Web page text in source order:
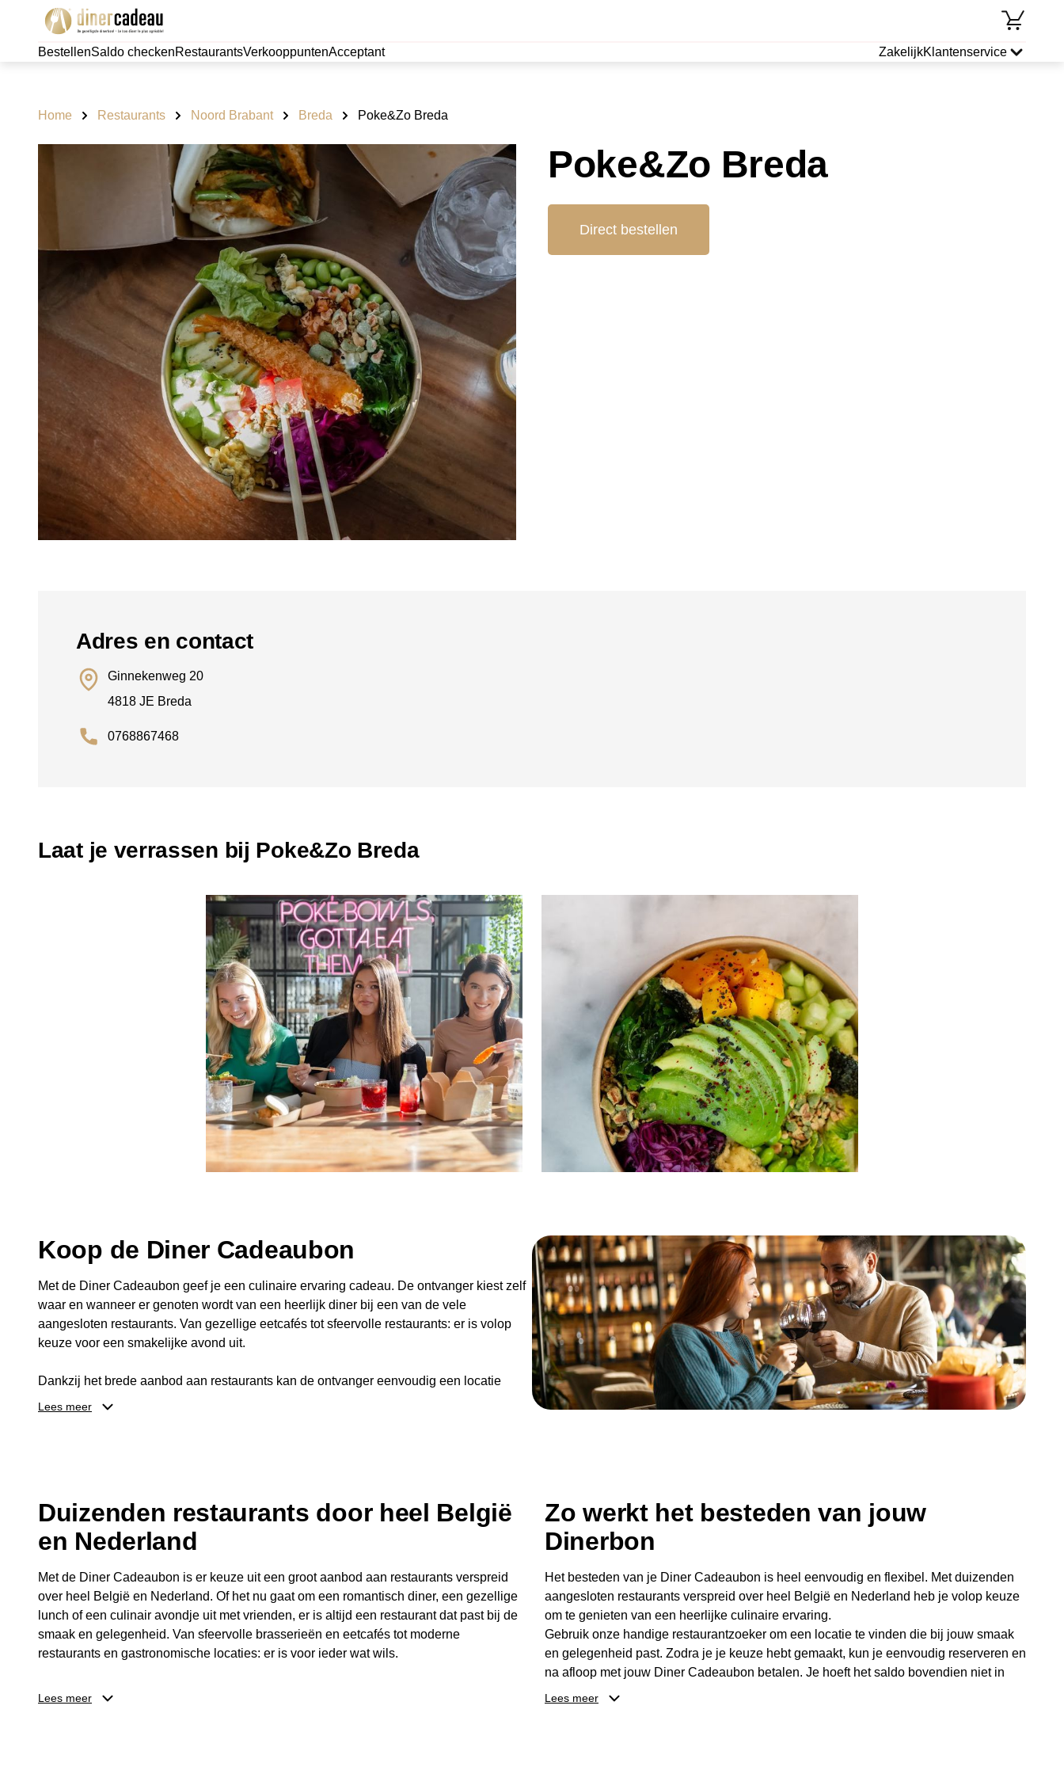
BestellenSaldo checkenRestaurantsVerkooppuntenAcceptant ZakelijkKlantenservice
Home Restaurants Noord Brabant Breda Poke&Zo Breda
Poke&Zo Breda
Direct bestellen
Adres en contact
Ginnekenweg 20
4818 JE Breda
0768867468
Laat je verrassen bij Poke&Zo Breda
Koop de Diner Cadeaubon
Met de Diner Cadeaubon geef je een culinaire ervaring cadeau. De ontvanger kiest zelf
waar en wanneer er genoten wordt van een heerlijk diner bij een van de vele
aangesloten restaurants. Van gezellige eetcafés tot sfeervolle restaurants: er is volop
keuze voor een smakelijke avond uit.
Dankzij het brede aanbod aan restaurants kan de ontvanger eenvoudig een locatie
kiezen die past bij de smaak en gelegenheid. Zo geeft de Diner Cadeaubon niet alleen
Lees meer
Duizenden restaurants door heel België
en Nederland
Met de Diner Cadeaubon is er keuze uit een groot aanbod aan restaurants verspreid
over heel België en Nederland. Of het nu gaat om een romantisch diner, een gezellige
lunch of een culinair avondje uit met vrienden, er is altijd een restaurant dat past bij de
smaak en gelegenheid. Van sfeervolle brasserieën en eetcafés tot moderne
restaurants en gastronomische locaties: er is voor ieder wat wils.
Dankzij het brede aanbod is er altijd een restaurant in de buurt, bijvoorbeeld in
Lees meer
Zo werkt het besteden van jouw
Dinerbon
Het besteden van je Diner Cadeaubon is heel eenvoudig en flexibel. Met duizenden
aangesloten restaurants verspreid over heel België en Nederland heb je volop keuze
om te genieten van een heerlijke culinaire ervaring.
Gebruik onze handige restaurantzoeker om een locatie te vinden die bij jouw smaak
en gelegenheid past. Zodra je je keuze hebt gemaakt, kun je eenvoudig reserveren en
na afloop met jouw Diner Cadeaubon betalen. Je hoeft het saldo bovendien niet in
één keer te besteden. Het resterende bedrag blijft gewoon op de bon staan en kan
Lees meer